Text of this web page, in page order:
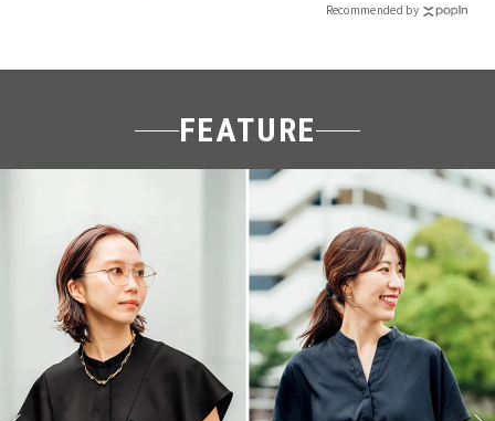
Recommended by
FEATURE